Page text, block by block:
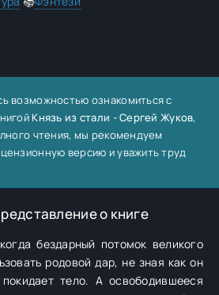
возможностью ознакомиться с
Князь из стали - Сергей Жуков,
чтения, мы рекомендуем
версию и уважить труд
о книге
бездарный потомок великого
родовой дар, не зная как он
тело. А освободившееся